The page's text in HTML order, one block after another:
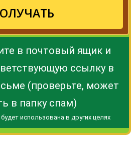
в почтовый ящик и
ссылку в
(проверьте, может
в папку спам)
использована в других целях